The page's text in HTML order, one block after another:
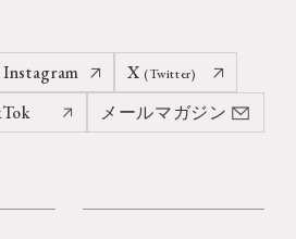
Instagram X (Twitter)
メールマガジン